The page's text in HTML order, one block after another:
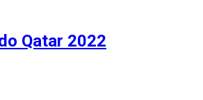
Qatar 2022